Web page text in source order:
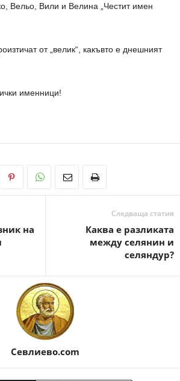
Вельо, Вили и Велина „Честит имен
от „велик“, какъвто е днешният
именници!
на
Следваща статия
Каква е разликата
между селянин и
селяндур?
Севлиево.com